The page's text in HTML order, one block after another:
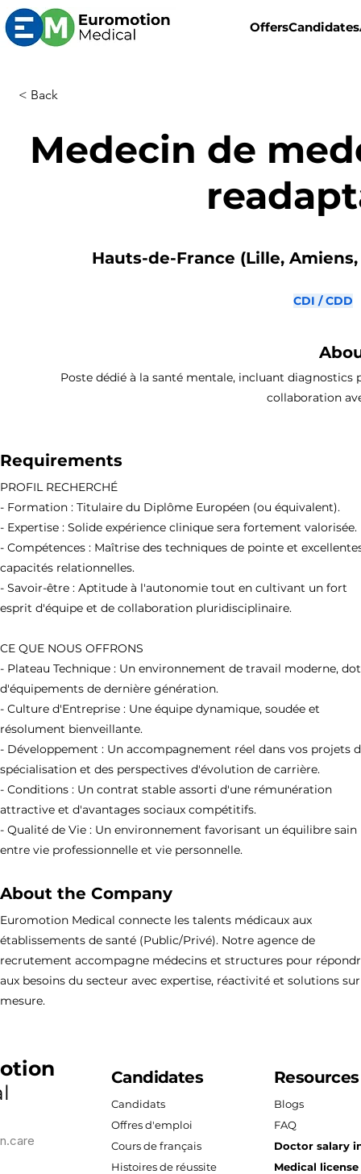
OffersCandidates
< Back
Medecin de
Hauts-de-France (Lille,
CDI / CDD
Poste dédié à la santé mentale, incluant
collaboration
Requirements
PROFIL RECHERCHÉ
- Formation : Titulaire du Diplôme Européen (ou équivalent).
- Expertise : Solide expérience clinique sera fortement valorisée.
- Compétences : Maîtrise des techniques de pointe et
capacités relationnelles.
- Savoir-être : Aptitude à l'autonomie tout en cultivant un fort
esprit d'équipe et de collaboration pluridisciplinaire.
CE QUE NOUS OFFRONS
- Plateau Technique : Un environnement de travail moderne,
d'équipements de dernière génération.
- Culture d'Entreprise : Une équipe dynamique, soudée et
résolument bienveillante.
- Développement : Un accompagnement réel dans vos projets
spécialisation et des perspectives d'évolution de carrière.
- Conditions : Un contrat stable assorti d'une rémunération
attractive et d'avantages sociaux compétitifs.
- Qualité de Vie : Un environnement favorisant un équilibre sain
entre vie professionnelle et vie personnelle.
About the Company
Euromotion Medical connecte les talents médicaux aux
établissements de santé (Public/Privé). Notre agence de
recrutement accompagne médecins et structures pour
aux besoins du secteur avec expertise, réactivité et solutions sur
mesure.
Candidates
Candidats
Offres d'emploi
Cours de français
Histoires de réussite
Resources
Blogs
FAQ
Doctor salary
Medical